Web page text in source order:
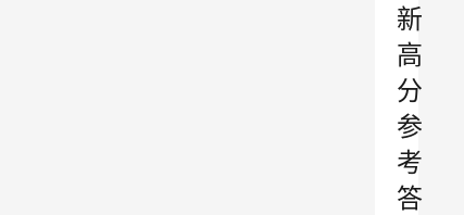
新
高
分
参
考
答